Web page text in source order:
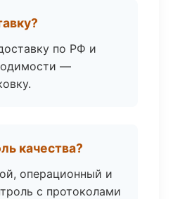
по РФ и
—
качества?
операционный и
с протоколами